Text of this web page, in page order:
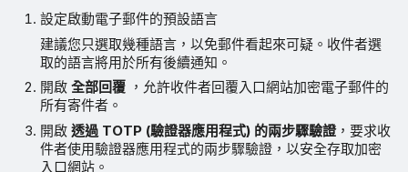
設定啟動電子郵件的預設語言
建議您只選取幾種語言，以免郵件看起來可疑。收件者選
取的語言將用於所有後續通知。
開啟全部回覆 ，允許收件者回覆入口網站加密電子郵件的
所有寄件者。
開啟透過 TOTP (驗證器應用程式) 的兩步驟驗證，要求收
件者使用驗證器應用程式的兩步驟驗證，以安全存取加密
入口網站。